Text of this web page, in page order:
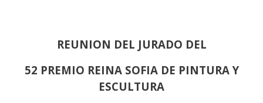
REUNION DEL JURADO DEL
52 PREMIO REINA SOFIA DE PINTURA Y
ESCULTURA